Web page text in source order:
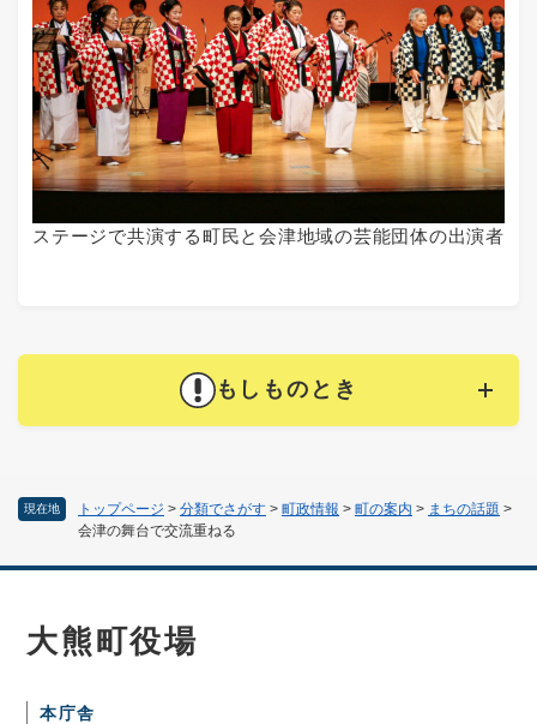
現在地 トップページ > 分類でさがす > 町政情報 > 町の案内 > まちの話題 >
会津の舞台で交流重ねる
ステージで共演する町民と会津地域の芸能団体の出演者
もしものとき
大熊町役場
本庁舎